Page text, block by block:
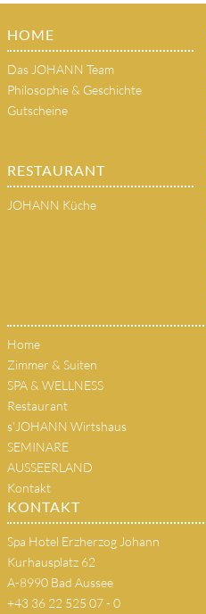
HOME
Das JOHANN Team
Philosophie & Geschichte
Gutscheine
RESTAURANT
JOHANN Küche
Home
Zimmer & Suiten
SPA & WELLNESS
Restaurant
s'JOHANN Wirtshaus
SEMINARE
AUSSEERLAND
Kontakt
KONTAKT
Spa Hotel Erzherzog Johann
Kurhausplatz 62
A-8990 Bad Aussee
+43 36 22 525 07 - 0